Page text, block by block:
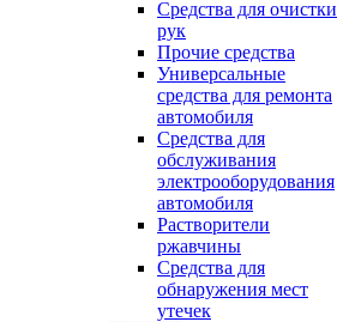
Средства для очистки
рук
Прочие средства
Универсальные
средства для ремонта
автомобиля
Средства для
обслуживания
электрооборудования
автомобиля
Растворители
ржавчины
Средства для
обнаружения мест
утечек